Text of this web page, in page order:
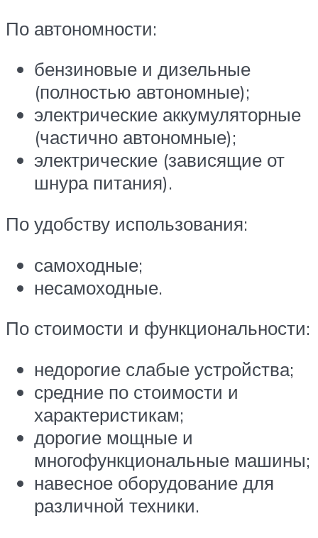
По автономности:
бензиновые и дизельные
(полностью автономные);
электрические аккумуляторные
(частично автономные);
электрические (зависящие от
шнура питания).
По удобству использования:
самоходные;
несамоходные.
По стоимости и функциональности:
недорогие слабые устройства;
средние по стоимости и
характеристикам;
дорогие мощные и
многофункциональные машины;
навесное оборудование для
различной техники.